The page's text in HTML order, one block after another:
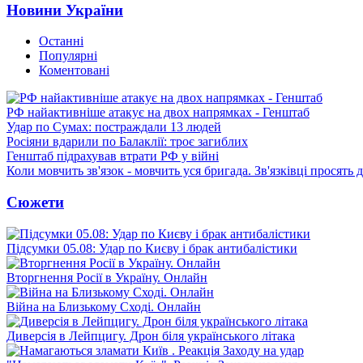
Новини України
Останні
Популярні
Коментовані
РФ найактивніше атакує на двох напрямках - Генштаб
Удар по Сумах: постраждали 13 людей
Росіяни вдарили по Балаклії: троє загиблих
Генштаб підрахував втрати РФ у війні
Коли мовчить зв'язок - мовчить уся бригада. Зв'язківці просять
Сюжети
Підсумки 05.08: Удар по Києву і брак антибалістики
Вторгнення Росії в Україну. Онлайн
Війна на Близькому Сході. Онлайн
Диверсія в Лейпцигу. Дрон біля українського літака